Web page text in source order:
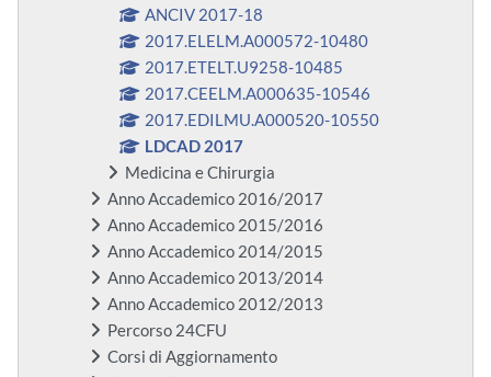
ANCIV 2017-18
2017.ELELM.A000572-10480
2017.ETELT.U9258-10485
2017.CEELM.A000635-10546
2017.EDILMU.A000520-10550
LDCAD 2017
Medicina e Chirurgia
Anno Accademico 2016/2017
Anno Accademico 2015/2016
Anno Accademico 2014/2015
Anno Accademico 2013/2014
Anno Accademico 2012/2013
Percorso 24CFU
Corsi di Aggiornamento